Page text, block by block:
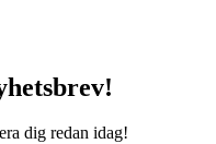
dig redan idag!